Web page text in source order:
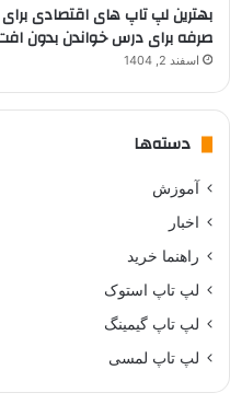
بهترین لپ تاپ های اقتصادی
صرفه برای درس خواندن بدون
اسفند 2, 1404
دسته‌ها
آموزش
اخبار
راهنما خرید
لپ تاپ استوک
لپ تاپ گیمینگ
لپ تاپ لمسی